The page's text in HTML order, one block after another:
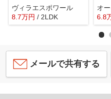
ヴィラエスポワール
8.7万円 / 2LDK
6.8
メールで共有する